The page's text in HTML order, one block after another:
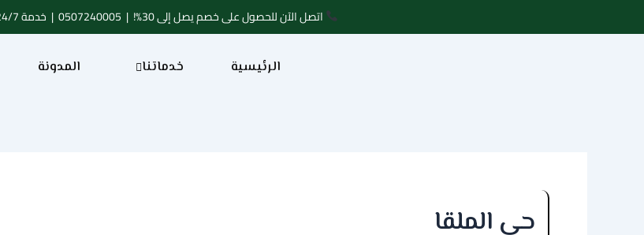
إلى
اتصل الآن للحصول على خصم يصل إلى 30%! | 0507240005 | خدمة 24/7 في جميع مدن المملكة
الرئيسية خدماتنا المدونة
حي الملقا